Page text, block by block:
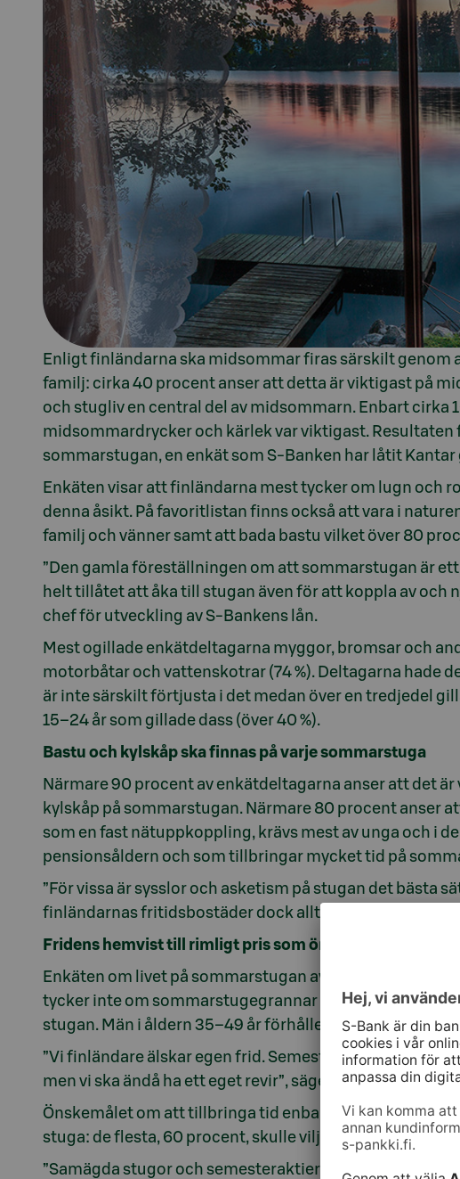
Enligt finländarna ska midsommar firas särskilt genom
familj: cirka 40 procent anser att detta är viktigast på
och stugliv en central del av midsommarn. Enbart cirka
midsommardrycker och kärlek var viktigast. Resultaten
sommarstugan, en enkät som S-Banken har låtit
Enkäten visar att finländarna mest tycker om lugn och
denna åsikt. På favoritlistan finns också att vara i
familj och vänner samt att bada bastu vilket över 80
”Den gamla föreställningen om att sommarstugan är
helt tillåtet att åka till stugan även för att koppla av och
chef för utveckling av S-Bankens lån.
Mest ogillade enkätdeltagarna myggor, bromsar och
motorbåtar och vattenskotrar (74 %). Deltagarna hade
är inte särskilt förtjusta i det medan över en tredjedel
15–24 år som gillade dass (över 40 %).
Bastu och kylskåp ska finnas på varje sommarstuga
Närmare 90 procent av enkätdeltagarna anser att det
kylskåp på sommarstugan. Närmare 80 procent anser
som en fast nätuppkoppling, krävs mest av unga och i
pensionsåldern och som tillbringar mycket tid på
”För vissa är sysslor och asketism på stugan det bästa
finländarnas fritidsbostäder dock allt oftare mycket
Fridens hemvist till rimligt pris som önskemål
Enkäten om livet på sommarstugan avslöjar också
tycker inte om sommarstugegrannar och 37 procent
stugan. Män i åldern 35–49 år förhåller sig mest
”Vi finländare älskar egen frid. Semesterstället får inte
men vi ska ändå ha ett eget revir”, säger Huttunen.
Önskemålet om att tillbringa tid enbart med
stuga: de flesta, 60 procent, skulle vilja äga stugan
”Samägda stugor och semesteraktier ökar gradvis i